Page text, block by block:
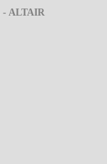
- ALTAIR